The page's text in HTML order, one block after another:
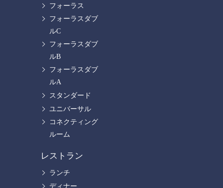
フォーラス
フォーラスダブ
ルC
フォーラスダブ
ルB
フォーラスダブ
ルA
スタンダード
ユニバーサル
コネクティング
ルーム
レストラン
ランチ
ディナー